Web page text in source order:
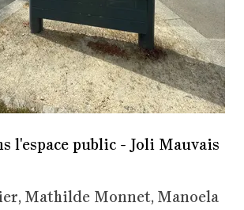
l'espace public - Joli Mauvais
Mathilde Monnet, Manoela